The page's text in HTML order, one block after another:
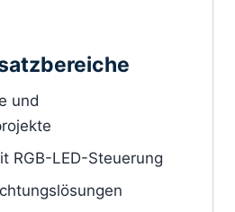
und
RGB-LED-Steuerung